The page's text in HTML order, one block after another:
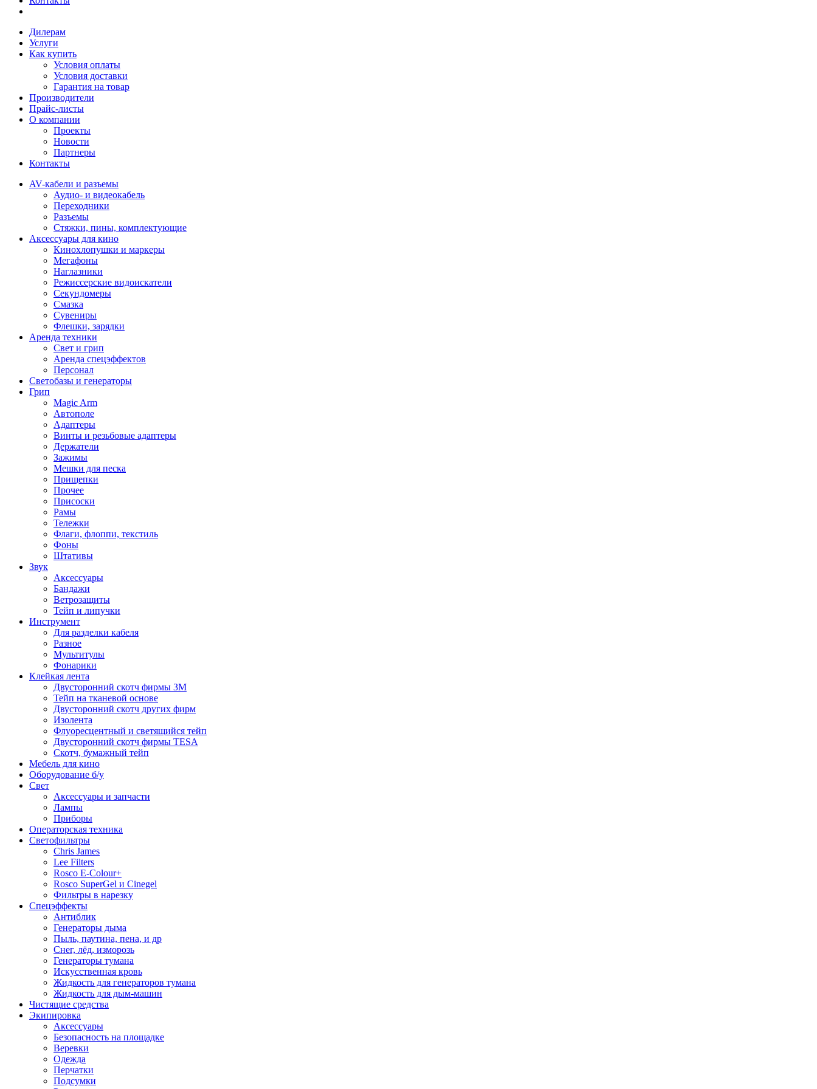
Дилерам
Услуги
Как купить
Условия оплаты
Условия доставки
Гарантия на товар
Производители
Прайс-листы
О компании
Проекты
Новости
Партнеры
Контакты
AV-кабели и разъемы
Аудио- и видеокабель
Переходники
Разъемы
Стяжки, пины, комплектующие
Аксессуары для кино
Кинохлопушки и маркеры
Мегафоны
Наглазники
Режиссерские видоискатели
Секундомеры
Смазка
Сувениры
Флешки, зарядки
Аренда техники
Свет и грип
Аренда спецэффектов
Персонал
Светобазы и генераторы
Грип
Magic Arm
Автополе
Адаптеры
Винты и резьбовые адаптеры
Держатели
Зажимы
Мешки для песка
Прищепки
Прочее
Присоски
Рамы
Тележки
Флаги, флоппи, текстиль
Фоны
Штативы
Звук
Аксессуары
Бандажи
Ветрозащиты
Тейп и липучки
Инструмент
Для разделки кабеля
Разное
Мультитулы
Фонарики
Клейкая лента
Двусторонний скотч фирмы 3M
Тейп на тканевой основе
Двусторонний скотч других фирм
Изолента
Флуоресцентный и светящийся тейп
Двусторонний скотч фирмы TESA
Скотч, бумажный тейп
Мебель для кино
Оборудование б/у
Свет
Аксессуары и запчасти
Лампы
Приборы
Операторская техника
Светофильтры
Chris James
Lee Filters
Rosco E-Colour+
Rosco SuperGel и Cinegel
Фильтры в нарезку
Спецэффекты
Антиблик
Генераторы дыма
Пыль, паутина, пена, и др
Снег, лёд, изморозь
Генераторы тумана
Искусственная кровь
Жидкость для генераторов тумана
Жидкость для дым-машин
Чистящие средства
Экипировка
Аксессуары
Безопасность на площадке
Веревки
Одежда
Перчатки
Подсумки